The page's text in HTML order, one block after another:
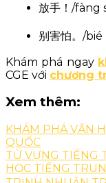
放手！/fàng
别害怕。/
Khám phá ngay
CGE với chương
Xem thêm:
KHÁM PHÁ VĂN
QUỐC
TỪ VỰNG TIẾNG
HỌC TIẾNG